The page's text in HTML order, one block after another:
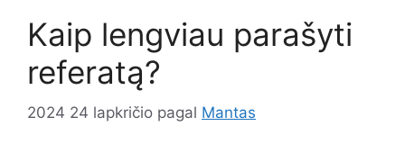
Kaip lengviau parašyti
referatą?
2024 24 lapkričio pagal Mantas